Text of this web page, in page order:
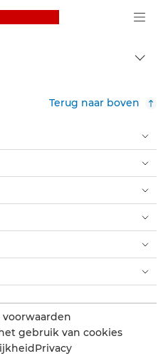
Canon Logo, back
Terug naar boven
gebruik van cookies
Privacy